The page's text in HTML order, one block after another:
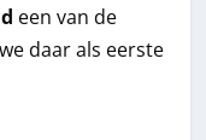
een van de
daar als eerste